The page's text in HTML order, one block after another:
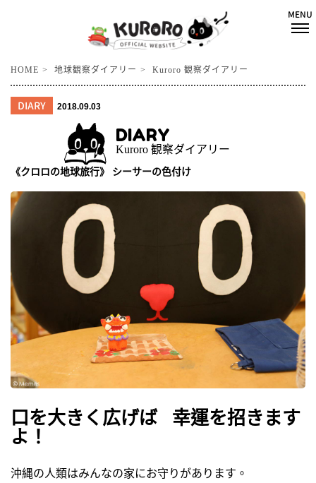
HOME 地球観察ダイアリー Kuroro 観察ダイアリー
DIARY 2018.09.03
DIARY
Kuroro 観察ダイアリー
《クロロの地球旅行》 シーサーの色付け
口を大きく広げば 幸運を招きます
よ！
沖縄の人類はみんなの家にお守りがあります。